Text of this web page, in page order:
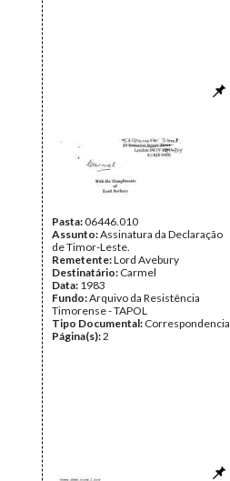
Pasta:06446.010
Assunto:Assinatura da Declaração
de Timor-Leste.
Remetente:Lord Avebury
Destinatário: Carmel
Data: 1983
Fundo:Arquivo da Resistência
Timorense - TAPOL
Tipo Documental: Correspondencia
Página(s):2